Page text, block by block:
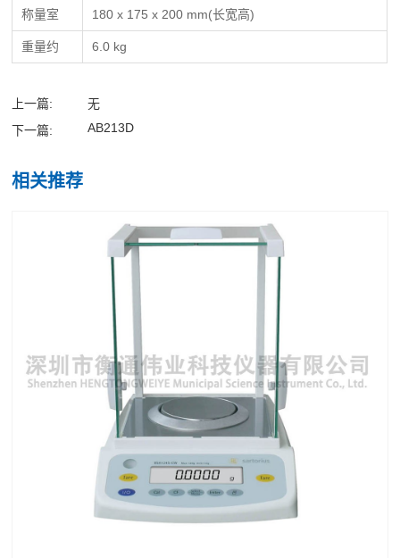
称量室 180 x 175 x 200 mm(长宽高)
重量约 6.0 kg
上一篇:
无
下一篇:
AB213D
相关推荐